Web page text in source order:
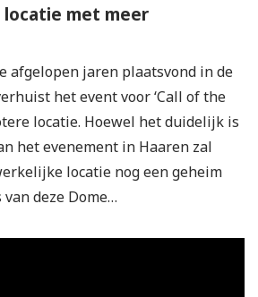
locatie met meer
afgelopen jaren plaatsvond in de
het event voor ‘Call of the
locatie. Hoewel het duidelijk is
het evenement in Haaren zal
locatie nog een geheim
deze Dome…